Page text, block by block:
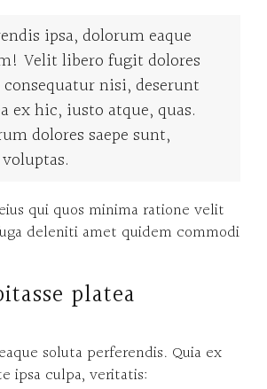
ipsa, dolorum eaque
Velit libero fugit dolores
nisi, deserunt
ex hic, iusto atque, quas.
dolores saepe sunt,
qui quos minima ratione velit
deleniti amet quidem commodi
platea
soluta perferendis. Quia ex
ipsa culpa, veritatis: